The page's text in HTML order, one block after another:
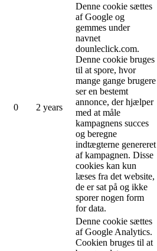
0 2 years
Denne cookie sættes
af Google og
gemmes under
navnet
dounleclick.com.
Denne cookie bruges
til at spore, hvor
mange gange brugere
ser en bestemt
annonce, der hjælper
med at måle
kampagnens succes
og beregne
indtægterne genereret
af kampagnen. Disse
cookies kan kun
læses fra det website,
de er sat på og ikke
sporer nogen form
for data.
Denne cookie sættes
af Google Analytics.
Cookien bruges til at